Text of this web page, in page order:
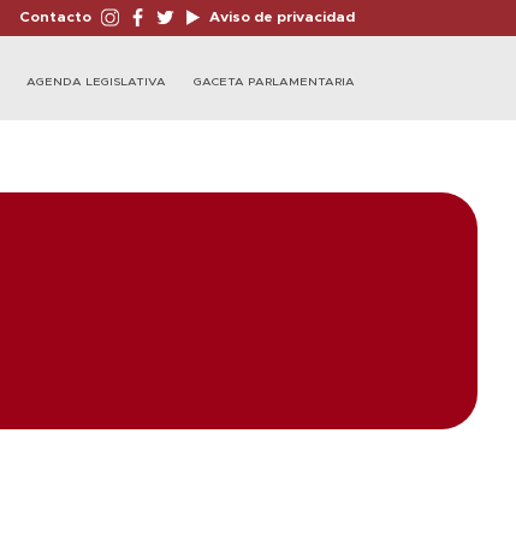
Contacto Aviso de privacidad
AGENDA LEGISLATIVA GACETA PARLAMENTARIA